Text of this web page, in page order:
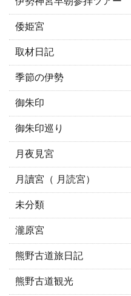
倭姫宮
取材日記
季節の伊勢
御朱印
御朱印巡り
月夜見宮
月讀宮（ 月読宮）
未分類
瀧原宮
熊野古道旅日記
熊野古道観光